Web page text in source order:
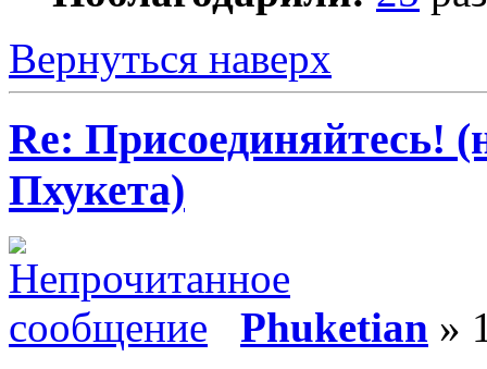
Вернуться наверх
Re: Присоединяйтесь!
Пхукета)
Phuketian »